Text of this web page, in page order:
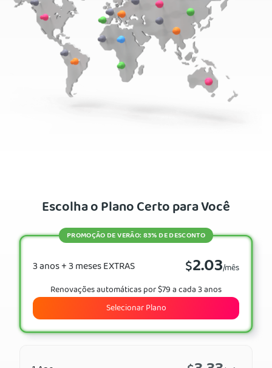
Escolha o Plano Certo para Você
3 anos + 3 meses EXTRAS $2.03/mês
PROMOÇÃO DE VERÃO: 83% DE DESCONTO
Renovações automáticas por $79 a cada 3 anos
Selecionar Plano